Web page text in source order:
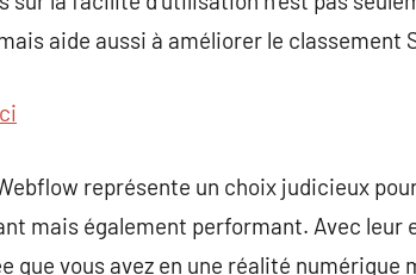
aide aussi à améliorer le classement
représente un choix judicieux
mais également performant. Avec leur
que vous avez en une réalité